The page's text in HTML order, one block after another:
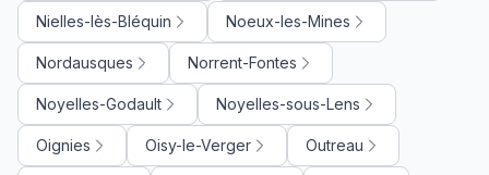
Nielles-lès-Bléquin Noeux-les-Mines
Nordausques Norrent-Fontes
Noyelles-Godault Noyelles-sous-Lens
Oignies Oisy-le-Verger Outreau